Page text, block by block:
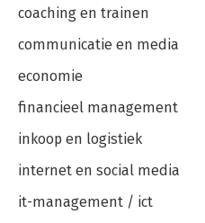
Over de auteur
coaching en trainen
communicatie en media
economie
financieel management
inkoop en logistiek
internet en social media
it-management / ict